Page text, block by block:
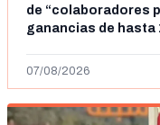
de “colaboradores
ganancias de hasta
07/08/2026